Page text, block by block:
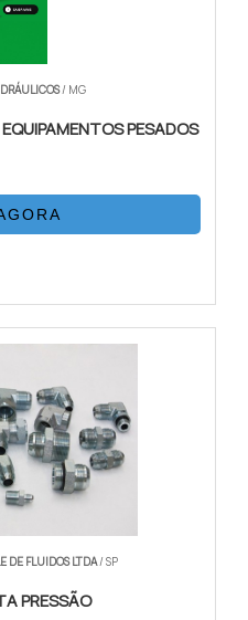
/ MG
PESADOS
DE FLUIDOS LTDA/ SP
PRESSÃO